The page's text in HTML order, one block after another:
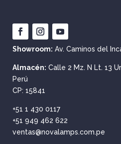
Showroom: Av. Caminos del
Almacén: Calle 2 Mz. N Lt. 13
Perú
CP: 15841
+51 1 430 0117
+51 949 462 622
ventas@novalamps.com.pe